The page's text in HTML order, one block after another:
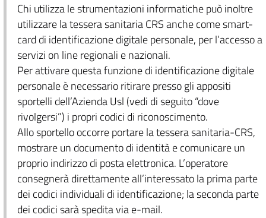
Chi utilizza le strumentazioni informatiche può inoltre
utilizzare la tessera sanitaria CRS anche come smart-
card di identificazione digitale personale, per l’accesso a
servizi on line regionali e nazionali.
Per attivare questa funzione di identificazione digitale
personale è necessario ritirare presso gli appositi
sportelli dell’Azienda Usl (vedi di seguito “dove
rivolgersi”) i propri codici di riconoscimento.
Allo sportello occorre portare la tessera sanitaria-CRS,
mostrare un documento di identità e comunicare un
proprio indirizzo di posta elettronica. L’operatore
consegnerà direttamente all’interessato la prima parte
dei codici individuali di identificazione; la seconda parte
dei codici sarà spedita via e-mail.